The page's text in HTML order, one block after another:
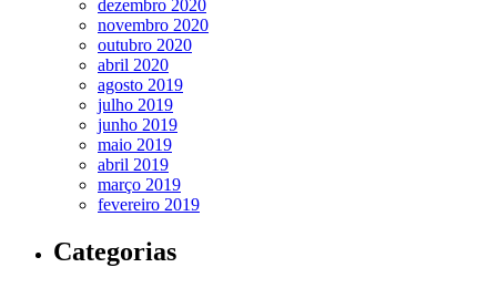
dezembro 2020
novembro 2020
outubro 2020
abril 2020
agosto 2019
julho 2019
junho 2019
maio 2019
abril 2019
março 2019
fevereiro 2019
Categorias